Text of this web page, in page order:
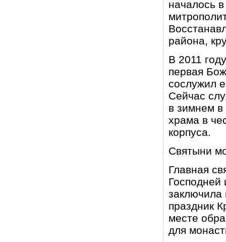
началось
района,
В 2011
первая
сослужил
Сейчас
в зимнем
храма в
корпуса.
Святыни
Главная
праздник
месте
для